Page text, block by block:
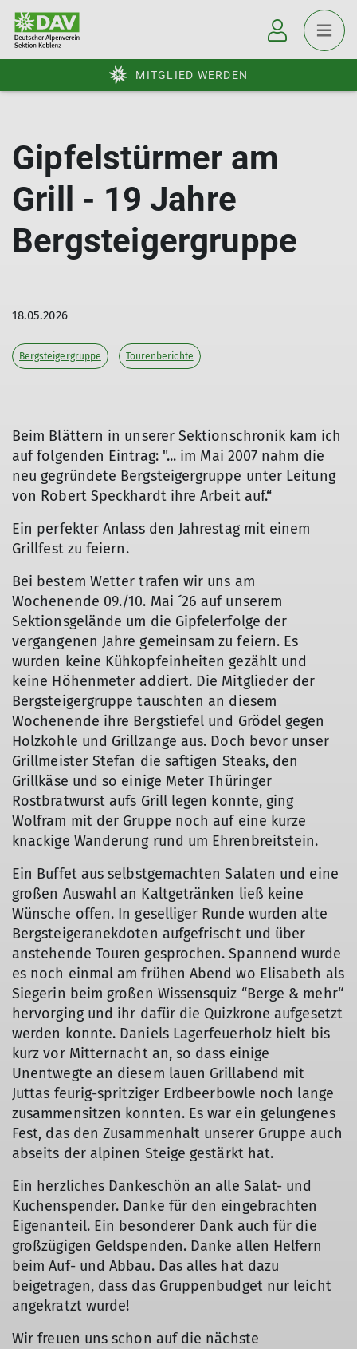
MITGLIED WERDEN
Gipfelstürmer am
Grill - 19 Jahre
Bergsteigergruppe
18.05.2026
Bergsteigergruppe Tourenberichte
Beim Blättern in unserer Sektionschronik kam ich
auf folgenden Eintrag: "... im Mai 2007 nahm die
neu gegründete Bergsteigergruppe unter Leitung
von Robert Speckhardt ihre Arbeit auf.“
Ein perfekter Anlass den Jahrestag mit einem
Grillfest zu feiern.
Bei bestem Wetter trafen wir uns am
Wochenende 09./10. Mai ´26 auf unserem
Sektionsgelände um die Gipfelerfolge der
vergangenen Jahre gemeinsam zu feiern. Es
wurden keine Kühkopfeinheiten gezählt und
keine Höhenmeter addiert. Die Mitglieder der
Bergsteigergruppe tauschten an diesem
Wochenende ihre Bergstiefel und Grödel gegen
Holzkohle und Grillzange aus. Doch bevor unser
Grillmeister Stefan die saftigen Steaks, den
Grillkäse und so einige Meter Thüringer
Rostbratwurst aufs Grill legen konnte, ging
Wolfram mit der Gruppe noch auf eine kurze
knackige Wanderung rund um Ehrenbreitstein.
Ein Buffet aus selbstgemachten Salaten und eine
großen Auswahl an Kaltgetränken ließ keine
Wünsche offen. In geselliger Runde wurden alte
Bergsteigeranekdoten aufgefrischt und über
anstehende Touren gesprochen. Spannend wurde
es noch einmal am frühen Abend wo Elisabeth als
Siegerin beim großen Wissensquiz “Berge & mehr“
hervorging und ihr dafür die Quizkrone aufgesetzt
werden konnte. Daniels Lagerfeuerholz hielt bis
kurz vor Mitternacht an, so dass einige
Unentwegte an diesem lauen Grillabend mit
Juttas feurig-spritziger Erdbeerbowle noch lange
zusammensitzen konnten. Es war ein gelungenes
Fest, das den Zusammenhalt unserer Gruppe auch
abseits der alpinen Steige gestärkt hat.
Ein herzliches Dankeschön an alle Salat- und
Kuchenspender. Danke für den eingebrachten
Eigenanteil. Ein besonderer Dank auch für die
großzügigen Geldspenden. Danke allen Helfern
beim Auf- und Abbau. Das alles hat dazu
beigetragen, dass das Gruppenbudget nur leicht
angekratzt wurde!
Wir freuen uns schon auf die nächste
© DAV Koblenz